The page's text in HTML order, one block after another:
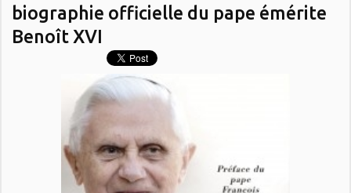
biographie officielle du pape émérite
Benoît XVI